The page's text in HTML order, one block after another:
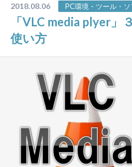
2018.08.06 PC環境・ツール・ソ
「VLC media plyer
使い方